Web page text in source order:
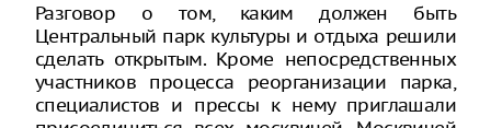
Разговор о том, каким должен быть
Центральный парк культуры и отдыха решили
сделать открытым. Кроме непосредственных
участников процесса реорганизации парка,
специалистов и прессы к нему приглашали